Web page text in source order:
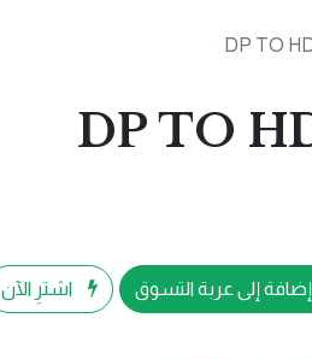
إضافة إلى عربة التسوق اشترِ الآن